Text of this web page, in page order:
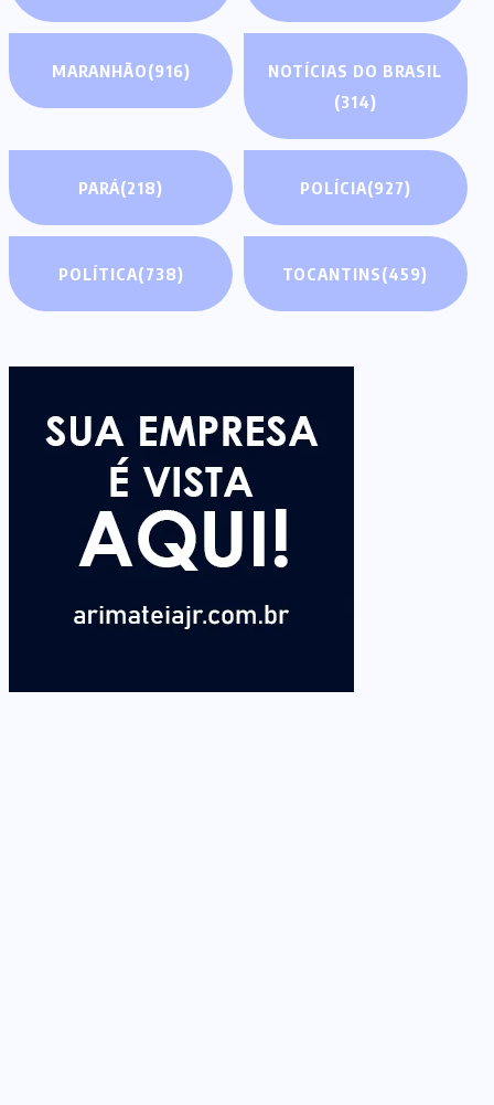
MARANHÃO(916)
NOTÍCIAS DO BRASIL
(314)
PARÁ(218) POLÍCIA(927)
POLÍTICA(738) TOCANTINS(459)